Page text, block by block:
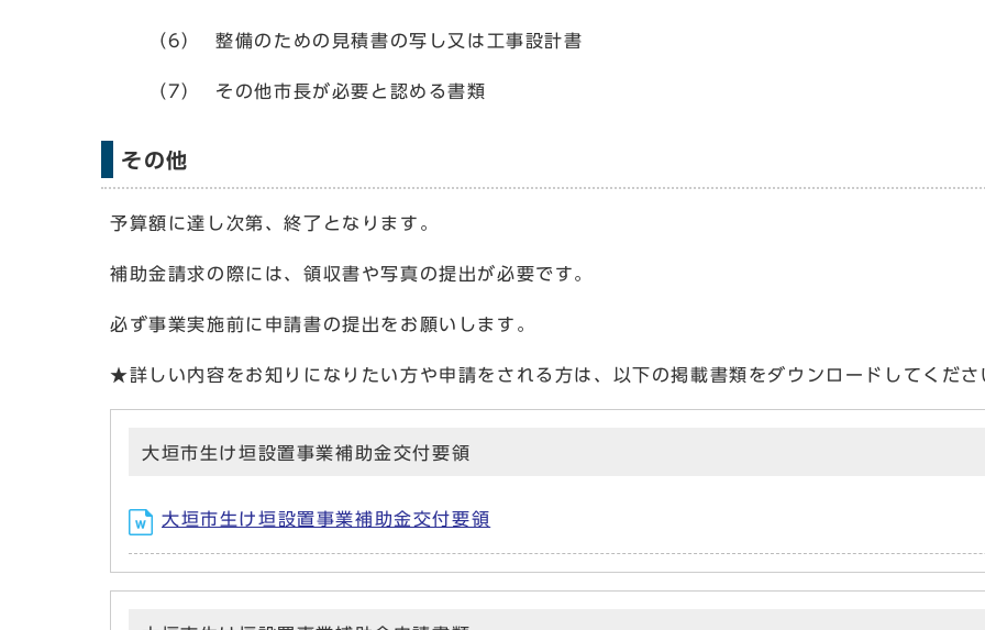
（6） 整備のための見積書の写し又は工事設計書
（7） その他市長が必要と認める書類
その他
予算額に達し次第、終了となります。
補助金請求の際には、領収書や写真の提出が必要です。
必ず事業実施前に申請書の提出をお願いします。
★詳しい内容をお知りになりたい方や申請をされる方は、以下の掲載書類をダウンロードしてくださ
大垣市生け垣設置事業補助金交付要領
大垣市生け垣設置事業補助金交付要領